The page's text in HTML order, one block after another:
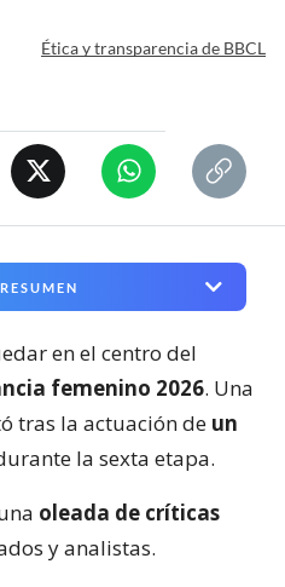
Ética y transparencia de BBCL
en el centro del
femenino 2026. Una
tras la actuación de un
la sexta etapa.
oleada de críticas
y analistas.